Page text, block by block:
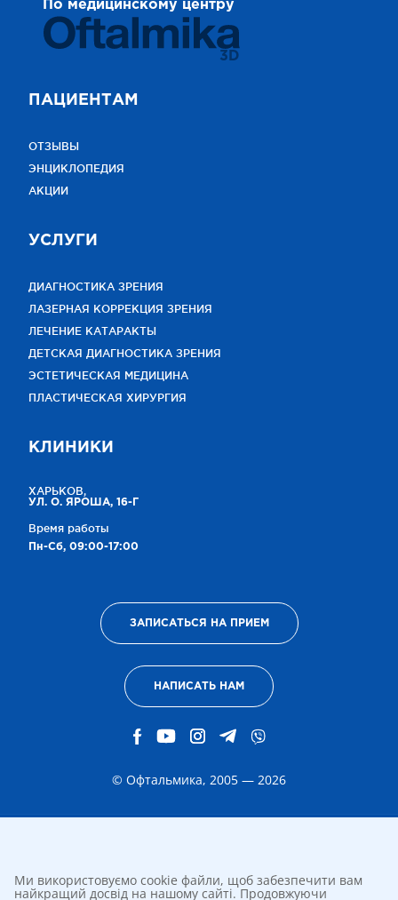
По медицинскому центру
3D
ПАЦИЕНТАМ
ОТЗЫВЫ
ЭНЦИКЛОПЕДИЯ
АКЦИИ
УСЛУГИ
ДИАГНОСТИКА ЗРЕНИЯ
ЛАЗЕРНАЯ КОРРЕКЦИЯ ЗРЕНИЯ
ЛЕЧЕНИЕ КАТАРАКТЫ
ДЕТСКАЯ ДИАГНОСТИКА ЗРЕНИЯ
ЭСТЕТИЧЕСКАЯ МЕДИЦИНА
ПЛАСТИЧЕСКАЯ ХИРУРГИЯ
КЛИНИКИ
ХАРЬКОВ,
УЛ. О. ЯРОША, 16-Г
Время работы
Пн-Сб, 09:00-17:00
ЗАПИСАТЬСЯ НА ПРИЕМ
НАПИСАТЬ НАМ
© Офтальмика, 2005 — 2026
Ми використовуємо cookie файли, щоб забезпечити вам
найкращий досвід на нашому сайті. Продовжуючи